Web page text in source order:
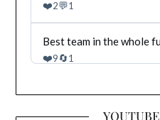
Irak
tarafindan
yazilan
gonderiyi
goruntule
❤️2💬1
Bluesky'da
Dağhan
Irak
yazilan
goruntule
Best team in the whole
❤️9🔄1